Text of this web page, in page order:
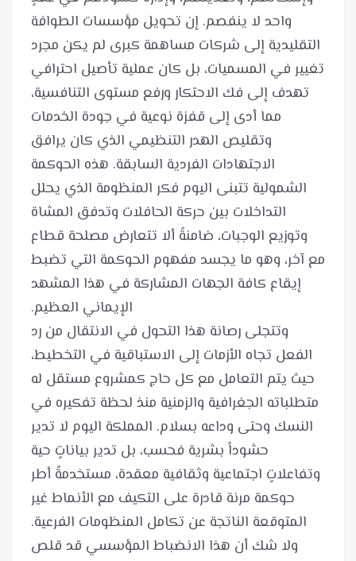
واحد لا ينفصم. إن تحويل مؤسسات الطوافة
التقليدية إلى شركات مساهمة كبرى لم يكن مجرد
تغيير في المسميات، بل كان عملية تأصيل احترافي
تهدف إلى فك الاحتكار ورفع مستوى التنافسية،
مما أدى إلى قفزة نوعية في جودة الخدمات
وتقليص الهدر التنظيمي الذي كان يرافق
الاجتهادات الفردية السابقة. هذه الحوكمة
الشمولية تتبنى اليوم فكر المنظومة الذي يحلل
التداخلات بين حركة الحافلات وتدفق المشاة
وتوزيع الوجبات، ضامنةً ألا تتعارض مصلحة قطاع
مع آخر، وهو ما يجسد مفهوم الحوكمة التي تضبط
إيقاع كافة الجهات المشاركة في هذا المشهد
وتتجلى رصانة هذا التحول في الانتقال من رد
الفعل تجاه الأزمات إلى الاستباقية في التخطيط،
حيث يتم التعامل مع كل حاج كمشروع مستقل له
متطلباته الجغرافية والزمنية منذ لحظة تفكيره في
النسك وحتى وداعه بسلام. المملكة اليوم لا تدير
حشوداً بشرية فحسب، بل تدير بياناتٍ حية
وتفاعلاتٍ اجتماعية وثقافية معقدة، مستخدمةً أطر
حوكمة مرنة قادرة على التكيف مع الأنماط غير
المتوقعة الناتجة عن تكامل المنظومات الفرعية.
ولا شك أن هذا الانضباط المؤسسي قد قلص